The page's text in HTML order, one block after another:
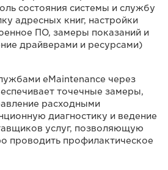
состояния системы и службу
адресных книг, настройки
ПО, замеры показаний и
драйверами и ресурсами)
eMaintenance через
точечные замеры,
расходными
диагностику и ведение
услуг, позволяющую
проводить профилактическое